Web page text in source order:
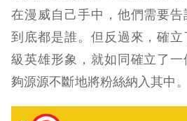
在漫威自己手中，他們需要
到底都是誰。但反過來，確
級英雄形象，就如同確立了
夠源源不斷地將粉絲納入其中。